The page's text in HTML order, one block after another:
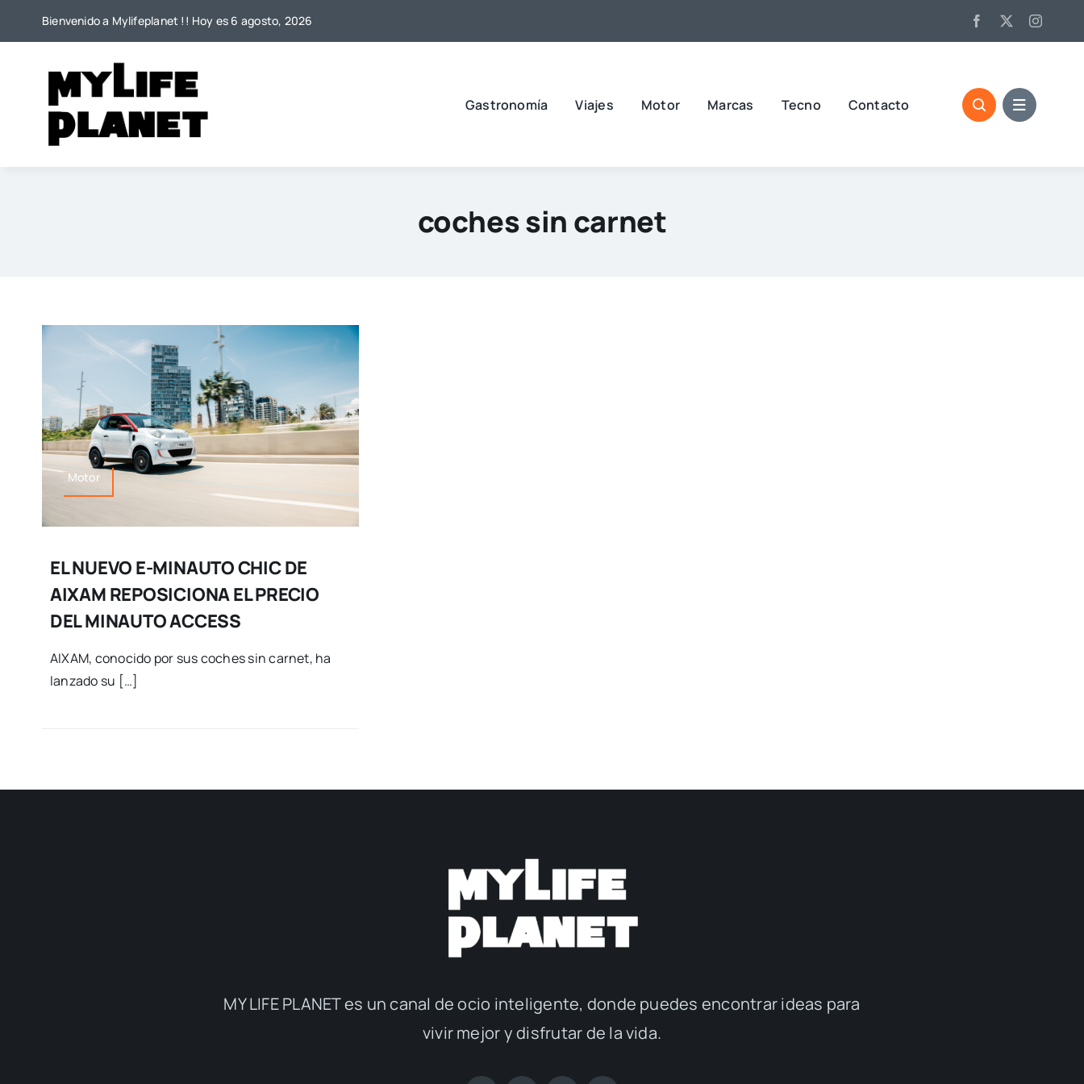
Bienvenido a Mylifeplanet !! Hoy es 6 agosto, 2026
Gastronomía Viajes Motor Marcas Tecno Contacto
coches sin carnet
Motor
EL NUEVO E-MINAUTO CHIC DE
AIXAM REPOSICIONA EL PRECIO
DEL MINAUTO ACCESS
AIXAM, conocido por sus coches sin carnet, ha
lanzado su […]
MY LIFE PLANET es un canal de ocio inteligente, donde puedes encontrar ideas para
vivir mejor y disfrutar de la vida.